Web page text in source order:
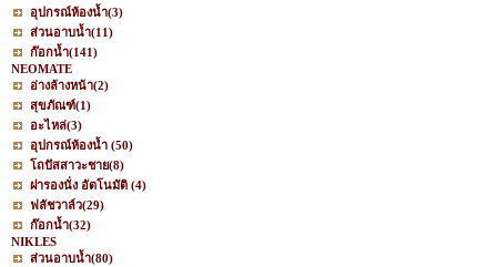
อุปกรณ์ห้องน้ำ(3)
ส่วนอาบน้ำ(11)
ก๊อกน้ำ(141)
NEOMATE
อ่างล้างหน้า(2)
สุขภัณฑ์(1)
อะไหล่(3)
อุปกรณ์ห้องน้ำ (50)
โถปัสสาวะชาย(8)
ฝารองนั่ง อัตโนมัติ (4)
ฟลัชวาล์ว(29)
ก๊อกน้ำ(32)
NIKLES
ส่วนอาบน้ำ(80)